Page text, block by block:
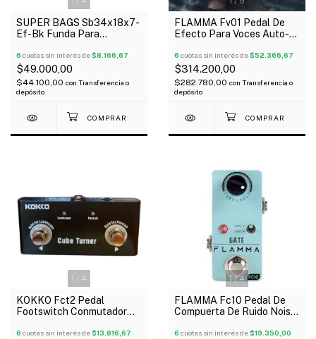
SUPER BAGS Sb34x18x7-
Ef-Bk Funda Para
Acolchada 10Mm
6 cuotas sin interés de$8.166,67
$49.000,00
$44.100,00 con Transferencia o
depósito
FLAMMA Fv01 Pedal De
Efecto Para Voces Auto-
6 cuotas sin interés de$52.366,67
$314.200,00
$282.780,00 con Transferencia o
depósito
1 / 4
KOKKO Fct2 Pedal
Footswitch Conmutador
6 cuotas sin interés de$13.816,67
1/4
FLAMMA Fc10 Pedal De
Compuerta De Ruido Noise
6 cuotas sin interés de$19.350,00